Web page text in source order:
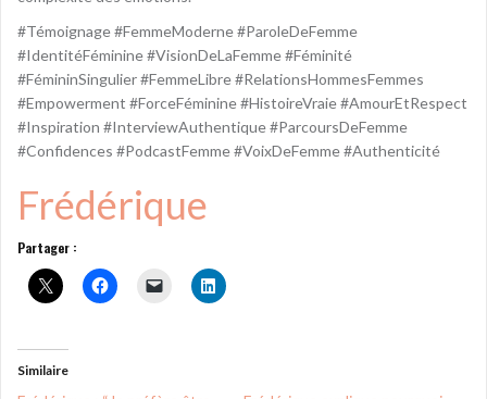
#Témoignage #FemmeModerne #ParoleDeFemme
#IdentitéFéminine #VisionDeLaFemme #Féminité
#FémininSingulier #FemmeLibre #RelationsHommesFemmes
#Empowerment #ForceFéminine #HistoireVraie #AmourEtRespect
#Inspiration #InterviewAuthentique #ParcoursDeFemme
#Confidences #PodcastFemme #VoixDeFemme #Authenticité
Frédérique
Partager :
Similaire